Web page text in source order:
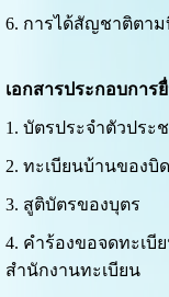
6. การได้สัญชาติตาม
เอกสารประกอบการ
1. บัตรประจำตัวประ
2. ทะเบียนบ้านของบิ
3. สูติบัตรของบุตร
4. คำร้องขอจดทะเบี
สำนักงานทะเบียน